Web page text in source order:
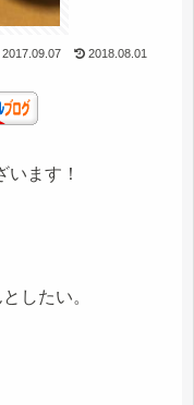
2017.09.07 2018.08.01
ます！
したい。